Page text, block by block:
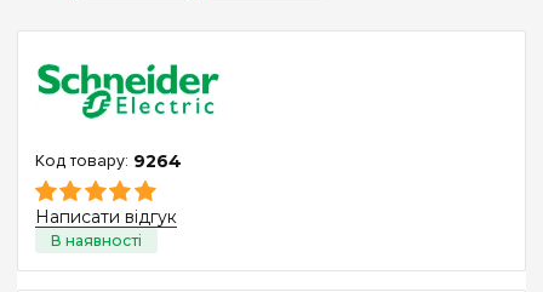
9264
Написати відгук